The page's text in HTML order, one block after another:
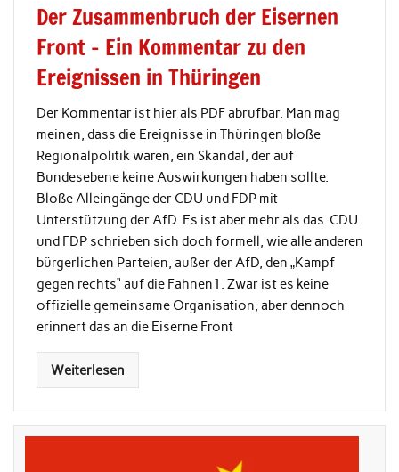
Der Zusammenbruch der Eisernen
Front – Ein Kommentar zu den
Ereignissen in Thüringen
Der Kommentar ist hier als PDF abrufbar. Man mag
meinen, dass die Ereignisse in Thüringen bloße
Regionalpolitik wären, ein Skandal, der auf
Bundesebene keine Auswirkungen haben sollte.
Bloße Alleingänge der CDU und FDP mit
Unterstützung der AfD. Es ist aber mehr als das. CDU
und FDP schrieben sich doch formell, wie alle anderen
bürgerlichen Parteien, außer der AfD, den „Kampf
gegen rechts“ auf die Fahnen1. Zwar ist es keine
offizielle gemeinsame Organisation, aber dennoch
erinnert das an die Eiserne Front
Weiterlesen